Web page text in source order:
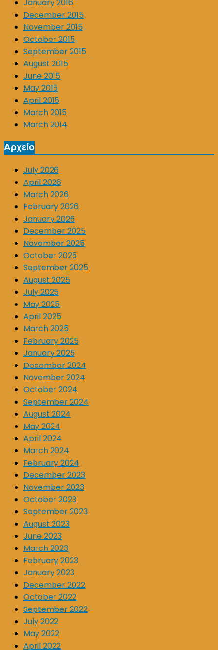
January 2016
December 2015
November 2015
October 2015
September 2015
August 2015
June 2015
May 2015
April 2015
March 2015
March 2014
Αρχείο
July 2026
April 2026
March 2026
February 2026
January 2026
December 2025
November 2025
October 2025
September 2025
August 2025
July 2025
May 2025
April 2025
March 2025
February 2025
January 2025
December 2024
November 2024
October 2024
September 2024
August 2024
May 2024
April 2024
March 2024
February 2024
December 2023
November 2023
October 2023
September 2023
August 2023
June 2023
March 2023
February 2023
January 2023
December 2022
October 2022
September 2022
July 2022
May 2022
April 2022